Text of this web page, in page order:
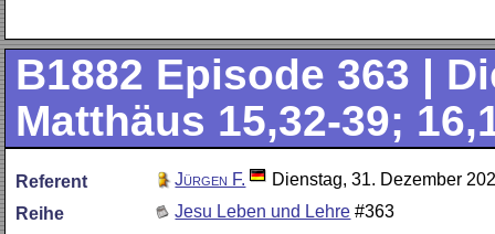
B1882 Episode 363 |
Matthäus 15,32-39;
Referent Jürgen F.
Dienstag, 31. Dezember
Reihe
Jesu Leben und Lehre #363